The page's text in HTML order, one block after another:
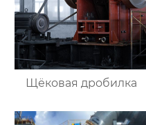
Щёковая дробилка